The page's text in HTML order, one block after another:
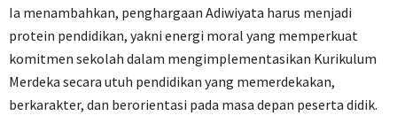
Ia menambahkan, penghargaan Adiwiyata harus menjadi
protein pendidikan, yakni energi moral yang memperkuat
komitmen sekolah dalam mengimplementasikan Kurikulum
Merdeka secara utuh pendidikan yang memerdekakan,
berkarakter, dan berorientasi pada masa depan peserta didik.